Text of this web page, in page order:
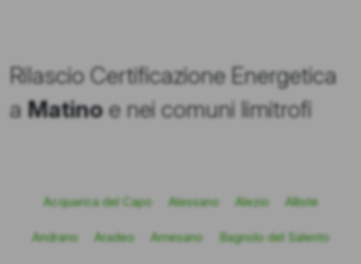
Rilascio Certificazione Energetica
a Matinoe nei comuni limitrofi
Acquarica del Capo Alessano Alezio Alliste
Andrano Aradeo Arnesano Bagnolo del Salento